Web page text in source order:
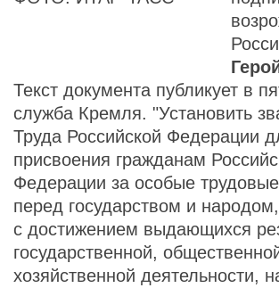
Текст документа публикует в
служба Кремля. "Установить
Труда Российской Федерации
присвоения гражданам
Федерации за особые трудовые
перед государством и
с достижением выдающихся
государственной,
хозяйственной деятельности,